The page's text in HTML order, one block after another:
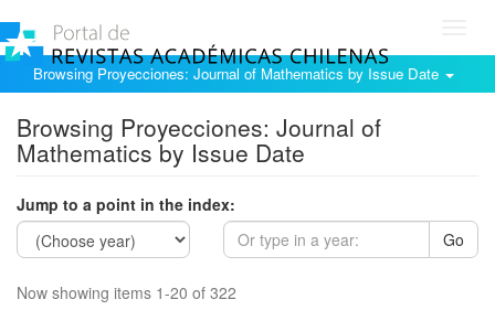
Browsing Proyecciones: Journal of Mathematics by Issue Date
Browsing Proyecciones: Journal of
Mathematics by Issue Date
Jump to a point in the index:
Go
Now showing items 1-20 of 322